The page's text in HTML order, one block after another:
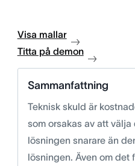
Visa mallar
Titta på demon
Sammanfattning
Teknisk skuld är
som orsakas av att
lösningen snarare än
lösningen. Även om det